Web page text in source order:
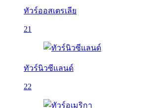
ทัวร์ออสเตรเลีย
21
ทัวร์นิวซีแลนด์
22